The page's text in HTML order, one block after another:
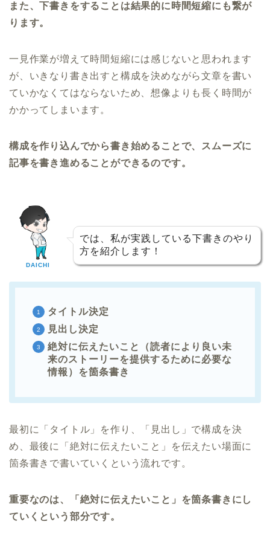
また、下書きをすることは結果的に時間短縮にも繋が
ります。
一見作業が増えて時間短縮には感じないと思われます
が、いきなり書き出すと構成を決めながら文章を書い
ていかなくてはならないため、想像よりも長く時間が
かかってしまいます。
構成を作り込んでから書き始めることで、スムーズに
記事を書き進めることができるのです。
DAICHI
では、私が実践している下書きのやり
方を紹介します！
タイトル決定
見出し決定
絶対に伝えたいこと（読者により良い未
来のストーリーを提供するために必要な
情報）を箇条書き
最初に「タイトル」を作り、「見出し」で構成を決
め、最後に「絶対に伝えたいこと」を伝えたい場面に
箇条書きで書いていくという流れです。
重要なのは、「絶対に伝えたいこと」を箇条書きにし
ていくという部分です。